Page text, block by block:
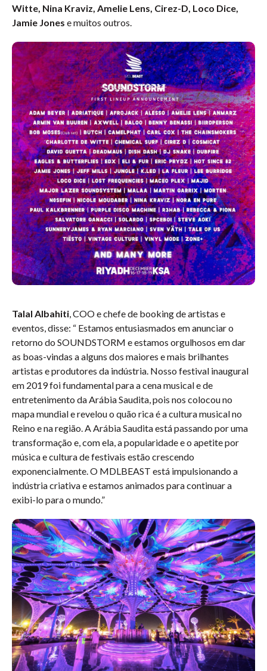
Witte, Nina Kraviz, Amelie Lens, Cirez-D, Loco Dice,
Jamie Jones e muitos outros.
Talal Albahiti, COO e chefe de booking de artistas e
eventos, disse: “ Estamos entusiasmados em anunciar o
retorno do SOUNDSTORM e estamos orgulhosos em dar
as boas-vindas a alguns dos maiores e mais brilhantes
artistas e produtores da indústria. Nosso festival inaugural
em 2019 foi fundamental para a cena musical e de
entretenimento da Arábia Saudita, pois nos colocou no
mapa mundial e revelou o quão rica é a cultura musical no
Reino e na região. A Arábia Saudita está passando por uma
transformação e, com ela, a popularidade e o apetite por
música e cultura de festivais estão crescendo
exponencialmente. O MDLBEAST está impulsionando a
indústria criativa e estamos animados para continuar a
exibi-lo para o mundo.”